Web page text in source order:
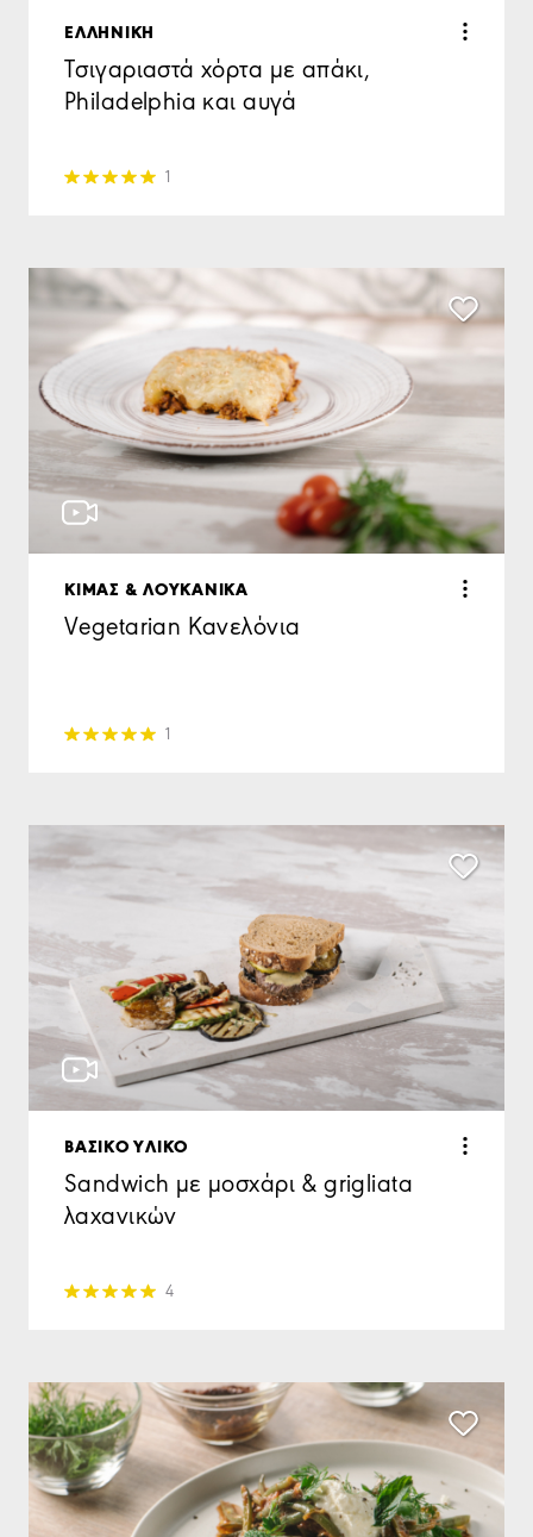
ΕΛΛΗΝΙΚΗ
Τσιγαριαστά χόρτα με απάκι,
Philadelphia και αυγά
1
ΚΙΜΑΣ & ΛΟΥΚΑΝΙΚΑ
Vegetarian Κανελόνια
1
ΒΑΣΙΚΟ ΥΛΙΚΟ
Sandwich με μοσχάρι & grigliata
λαχανικών
4